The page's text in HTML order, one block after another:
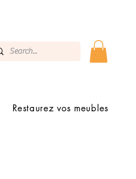
Restaurez vos meubles